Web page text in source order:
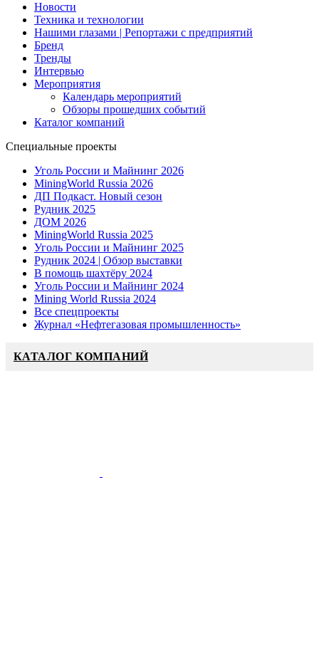
Новости
Техника и технологии
Нашими глазами | Репортажи с предприятий
Бренд
Тренды
Интервью
Мероприятия
Календарь мероприятий
Обзоры прошедших событий
Каталог компаний
Специальные проекты
Уголь России и Майнинг 2026
MiningWorld Russia 2026
ДП Подкаст. Новый сезон
Рудник 2025
ДОМ 2026
MiningWorld Russia 2025
Уголь России и Майнинг 2025
Рудник 2024 | Обзор выставки
В помощь шахтёру 2024
Уголь России и Майнинг 2024
Mining World Russia 2024
Все спецпроекты
Журнал «Нефтегазовая промышленность»
КАТАЛОГ КОМПАНИЙ